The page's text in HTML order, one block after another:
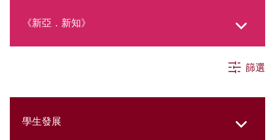
《新亞．新知》
社交媒體專欄
篩選
學生發展